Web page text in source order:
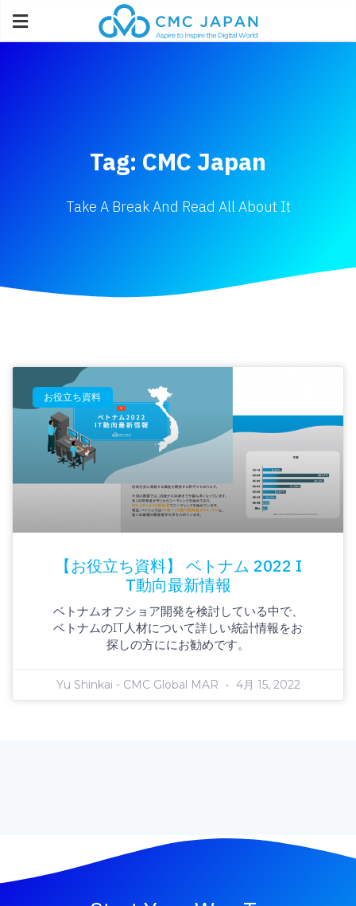
Tag: CMC Japan
Take A Break And Read All About It
お役立ち資料
【お役立ち資料】 ベトナム 2022 I
T動向最新情報
ベトナムオフショア開発を検討している中で、
ベトナムのIT人材について詳しい統計情報をお
探しの方ににお勧めです。
Yu Shinkai - CMC Global MAR 4月 15, 2022